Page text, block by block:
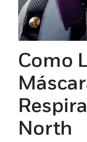
Como
North